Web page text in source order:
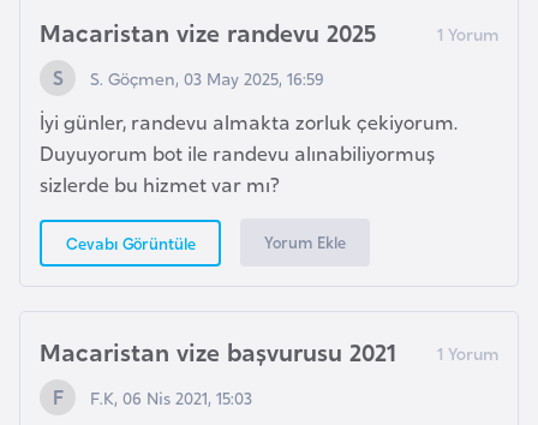
Macaristan vize randevu 2025
S. Göçmen, 03 May 2025, 16:59
İyi günler, randevu almakta zorluk çekiyorum.
Duyuyorum bot ile randevu alınabiliyormuş
sizlerde bu hizmet var mı?
Cevabı Görüntüle Yorum Ekle
Macaristan vize başvurusu 2021
F.K, 06 Nis 2021, 15:03
d
Ç
e
k
m
r
i